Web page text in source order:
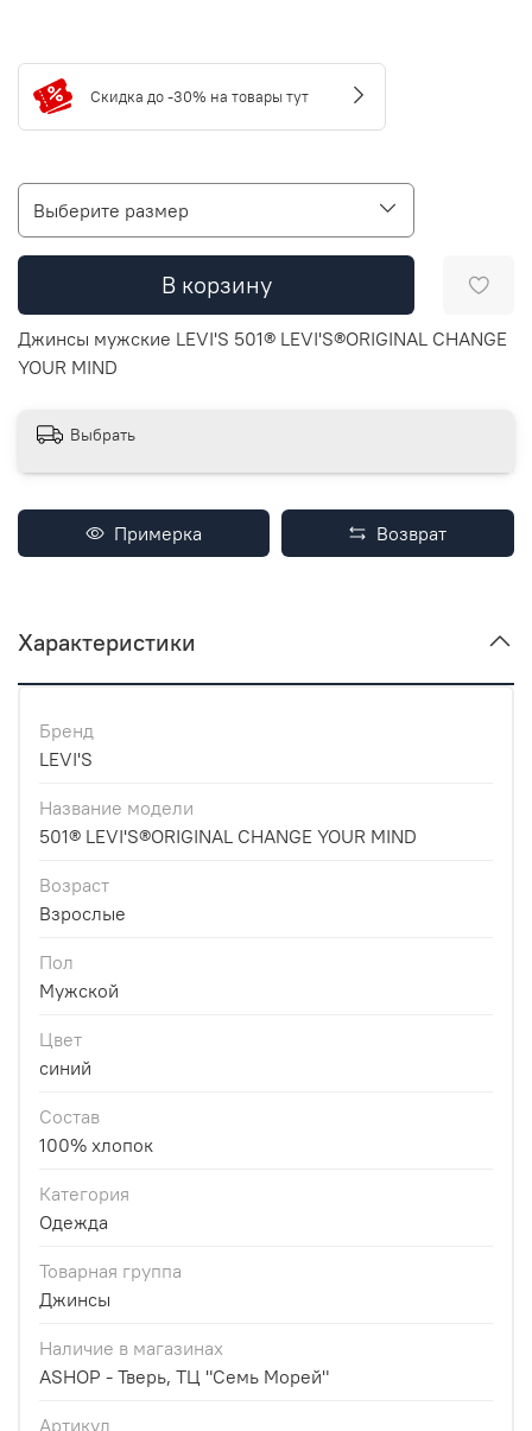
Скидка до -30% на товары тут
Выберите размер
В корзину
Джинсы мужские LEVI'S 501® LEVI'S®ORIGINAL CHANGE
YOUR MIND
Выбрать
Примерка Возврат
Характеристики
Бренд
LEVI'S
Название модели
501® LEVI'S®ORIGINAL CHANGE YOUR MIND
Возраст
Взрослые
Пол
Мужской
Цвет
синий
Состав
100% хлопок
Категория
Одежда
Товарная группа
Джинсы
Наличие в магазинах
ASHOP - Тверь, ТЦ "Семь Морей"
Артикул